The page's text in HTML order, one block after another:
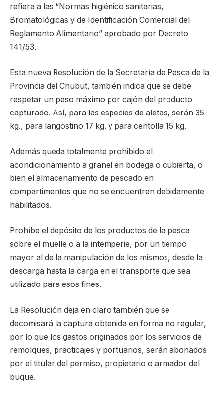
refiera a las “Normas higiénico sanitarias,
Bromatológicas y de Identificación Comercial del
Reglamento Alimentario” aprobado por Decreto
141/53.
Esta nueva Resolución de la Secretaría de Pesca de la
Provincia del Chubut, también indica que se debe
respetar un peso máximo por cajón del producto
capturado. Así, para las especies de aletas, serán 35
kg., para langostino 17 kg. y para centolla 15 kg.
Además queda totalmente prohibido el
acondicionamiento a granel en bodega o cubierta, o
bien el almacenamiento de pescado en
compartimentos que no se encuentren debidamente
habilitados.
Prohíbe el depósito de los productos de la pesca
sobre el muelle o a la intemperie, por un tiempo
mayor al de la manipulación de los mismos, desde la
descarga hasta la carga en el transporte que sea
utilizado para esos fines.
La Resolución deja en claro también que se
decomisará la captura obtenida en forma no regular,
por lo que los gastos originados por los servicios de
remolques, practicajes y portuarios, serán abonados
por el titular del permiso, propietario o armador del
buque.